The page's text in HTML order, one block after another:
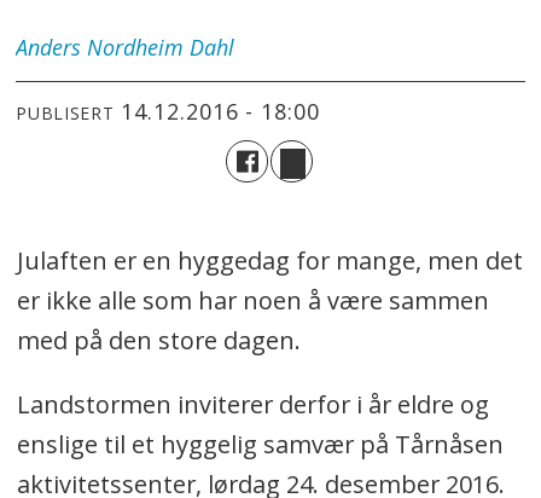
Anders Nordheim Dahl
PUBLISERT 14.12.2016 - 18:00
Julaften er en hyggedag for mange, men det
er ikke alle som har noen å være sammen
med på den store dagen.
Landstormen inviterer derfor i år eldre og
enslige til et hyggelig samvær på Tårnåsen
aktivitetssenter, lørdag 24. desember 2016.